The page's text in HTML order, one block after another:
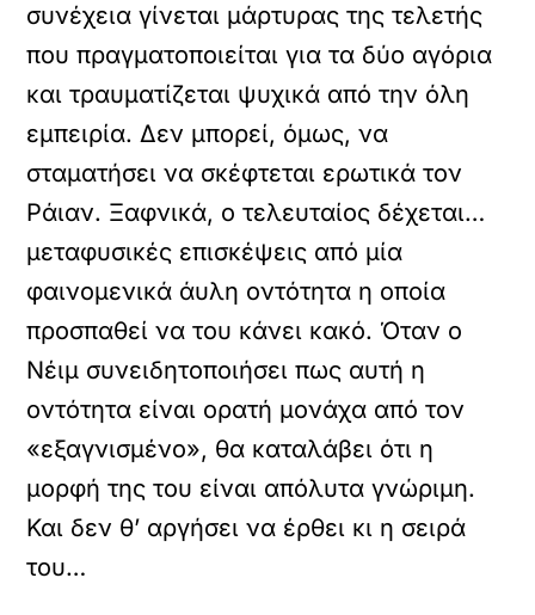
συνέχεια γίνεται μάρτυρας της τελετής
που πραγματοποιείται για τα δύο αγόρια
και τραυματίζεται ψυχικά από την όλη
εμπειρία. Δεν μπορεί, όμως, να
σταματήσει να σκέφτεται ερωτικά τον
Ράιαν. Ξαφνικά, ο τελευταίος δέχεται…
μεταφυσικές επισκέψεις από μία
φαινομενικά άυλη οντότητα η οποία
προσπαθεί να του κάνει κακό. Όταν ο
Νέιμ συνειδητοποιήσει πως αυτή η
οντότητα είναι ορατή μονάχα από τον
«εξαγνισμένο», θα καταλάβει ότι η
μορφή της του είναι απόλυτα γνώριμη.
Και δεν θ’ αργήσει να έρθει κι η σειρά
του…